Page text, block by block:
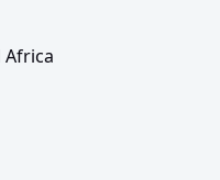
Africa